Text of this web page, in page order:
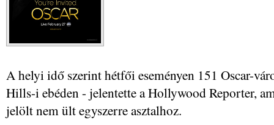
A helyi idő szerint hétfői eseményen 151 Oscar-
Hills-i ebéden - jelentette a Hollywood Reporter,
jelölt nem ült egyszerre asztalhoz.